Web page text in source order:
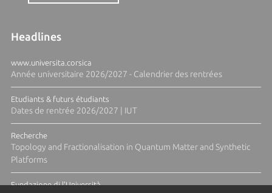
Headlines
www.universita.corsica
Année universitaire 2026/2027 - Calendrier des rentrées
Etudiants & futurs étudiants
Dates de rentrée 2026/2027 | IUT
Recherche
Topology and Fractionalisation in Quantum Matter and Synthetic
Platforms
Fundazione di l'Università